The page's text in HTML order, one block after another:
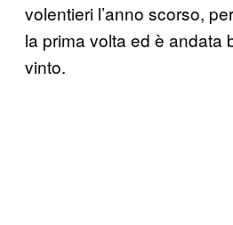
volentieri l’anno scorso,
la prima volta ed è andata
vinto.